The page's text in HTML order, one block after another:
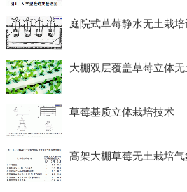
庭院式草莓静水无土栽
大棚双层覆盖草莓立体
草莓基质立体栽培技术
高架大棚草莓无土栽培